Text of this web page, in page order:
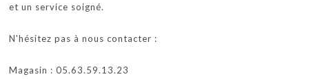
et un service soigné.
N'hésitez pas à nous contacter :
Magasin : 05.63.59.13.23